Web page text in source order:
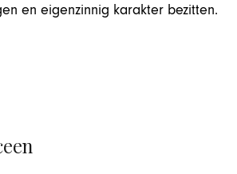
en eigenzinnig karakter bezitten.